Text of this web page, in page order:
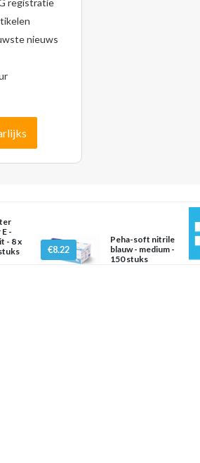
nieuws
-
- 8 x
€8.22
Peha-soft nitrile
blauw - medium -
150 stuks